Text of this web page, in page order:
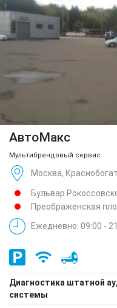
АвтоМакс
Мультибрендовый сервис
Москва,
Бульвар
Преображенская
Ежедневно: 09:00 -
Диагностика штатной
системы